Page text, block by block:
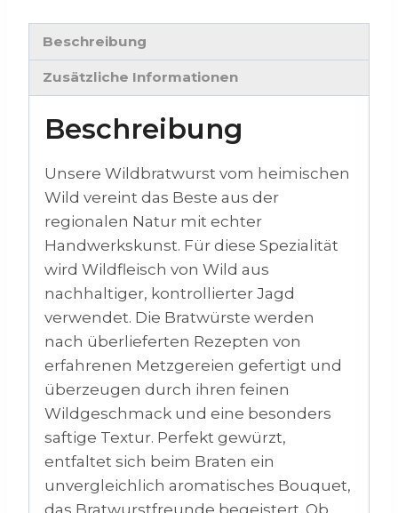
Beschreibung
Zusätzliche Informationen
Beschreibung
Unsere Wildbratwurst vom heimischen
Wild vereint das Beste aus der
regionalen Natur mit echter
Handwerkskunst. Für diese Spezialität
wird Wildfleisch von Wild aus
nachhaltiger, kontrollierter Jagd
verwendet. Die Bratwürste werden
nach überlieferten Rezepten von
erfahrenen Metzgereien gefertigt und
überzeugen durch ihren feinen
Wildgeschmack und eine besonders
saftige Textur. Perfekt gewürzt,
entfaltet sich beim Braten ein
unvergleichlich aromatisches Bouquet,
das Bratwurstfreunde begeistert. Ob